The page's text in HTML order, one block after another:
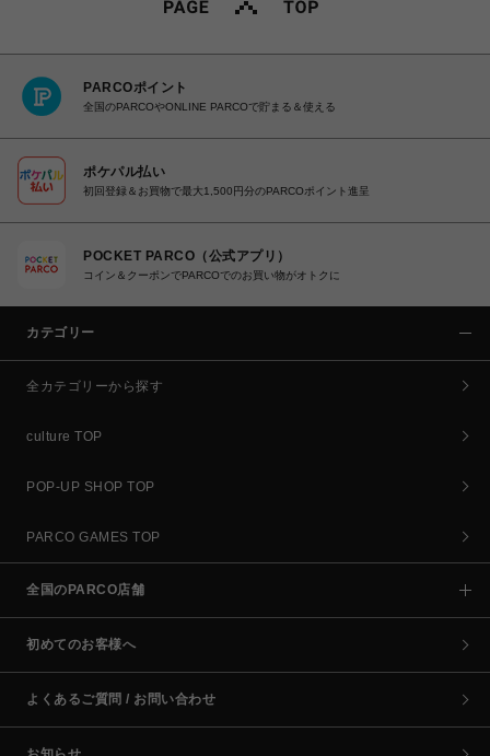
PARCOポイント
全国のPARCOやONLINE PARCOで貯まる＆使える
ポケパル払い
初回登録＆お買物で最大1,500円分のPARCOポイント進呈
POCKET PARCO（公式アプリ）
コイン＆クーポンでPARCOでのお買い物がオトクに
カテゴリー
全カテゴリーから探す
culture TOP
POP-UP SHOP TOP
PARCO GAMES TOP
全国のPARCO店舗
初めてのお客様へ
よくあるご質問 / お問い合わせ